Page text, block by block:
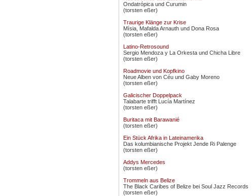
Ondatrópica und Curumin
(torsten eßer)
Traurige Klänge zur Krise
Mísia, Mafalda Arnauth und Dona Rosa
(torsten eßer)
Latino-Retrosound
Sergio Mendoza y La Orkesta und Chicha Libre
(torsten eßer)
Roadmovie und Kopfkino
Neue Alben von Céu und Gaby Moreno
(torsten eßer)
Galicischer Doppelpack
Talabarte trifft Lucía Martínez
(torsten eßer)
Buritaca mit Barawanié
(torsten eßer)
Ein Stück Afrika in Lateinamerika
Das kolumbianische Projekt Jende Ri Palenge
(torsten eßer)
Addys Mercedes
(torsten eßer)
Trommeln aus Belize
The Black Caribes of Belize bei Soul Jazz Records
(torsten eßer)